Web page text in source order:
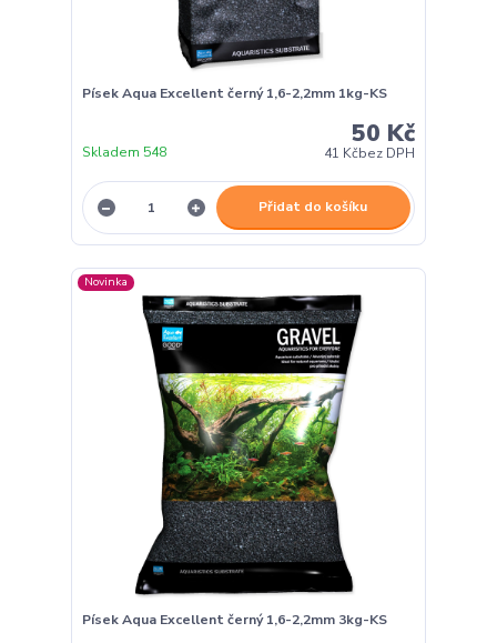
Písek Aqua Excellent černý 1,6-2,2mm 1kg-KS
50 Kč
41 Kčbez DPH
Skladem 548
Přidat do košíku
Novinka
Písek Aqua Excellent černý 1,6-2,2mm 3kg-KS